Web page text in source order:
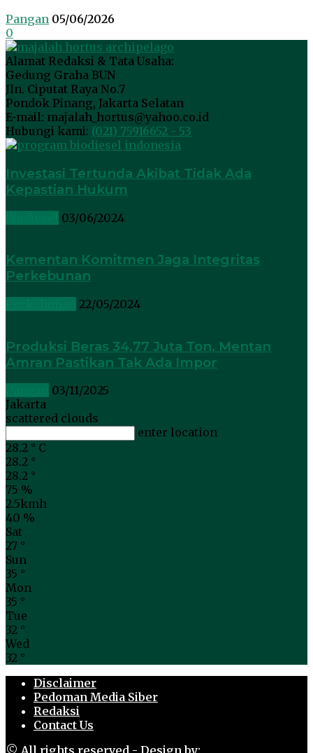
Pangan 05/06/2026
0
Alamat Redaksi & Tata Usaha:
Gedung Graha BUN
Jln. Ciputat Raya No.7
Pondok Pinang, Jakarta Selatan
E-mail: majalah_hortus@yahoo.co.id
Hubungi kami: (021) 75916652 - 53
Investasi Tertunda Akibat Tidak Ada
Kepastian Hukum
03/06/2024
Kementan Komitmen Jaga Integritas
Perkebunan
22/05/2024
Produksi Beras 34,77 Juta Ton, Mentan
Amran Pastikan Tak Ada Impor
03/11/2025
Jakarta
scattered clouds
enter location
28.2 ° C
28.2 °
28.2 °
75 %
2.5kmh
40 %
Sat
27 °
Sun
35 °
Mon
35 °
Tue
32 °
Wed
32 °
Disclaimer
Pedoman Media Siber
Redaksi
Contact Us